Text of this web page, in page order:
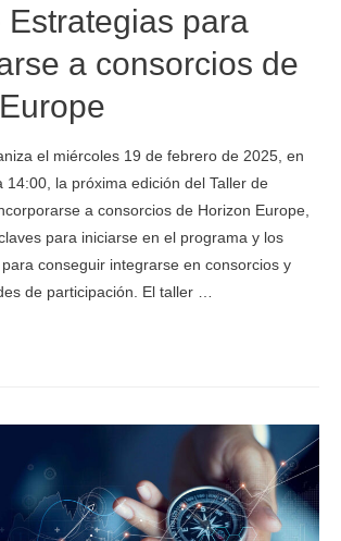
Estrategias para
a consorcios de
el miércoles 19 de febrero de 2025, en
14:00, la próxima edición del Taller de
a consorcios de Horizon Europe,
para iniciarse en el programa y los
conseguir integrarse en consorcios y
de participación. El taller …